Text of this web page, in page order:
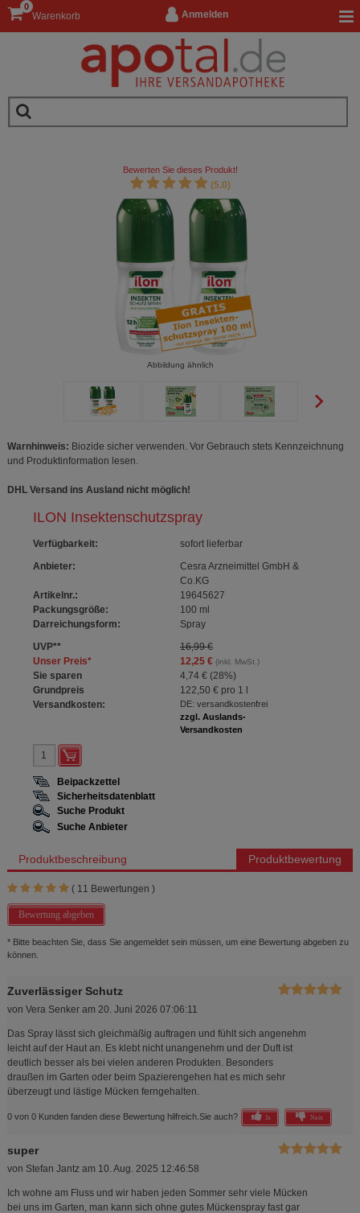
Anmelden
Warenkorb
0
ILON Insektenschutzspray
Verfügbarkeit:
sofort lieferbar
Anbieter:
Cesra Arzneimittel GmbH &
Co.KG
Artikelnr.:
19645627
Packungsgröße:
100 ml
Darreichungsform:
Spray
UVP**
16,99 €
Unser Preis* 12,25 €(inkl. MwSt.)
Sie sparen 4,74 € (28%)
Grundpreis
122,50 €pro 1 l
Versandkosten:
DE: versandkostenfrei
zzgl. Auslands-
Versandkosten
Bewerten Sie dieses Produkt!
(5.0)
Abbildung ähnlich
Beipackzettel
Sicherheitsdatenblatt
Suche Produkt
Suche Anbieter
Warnhinweis: Biozide sicher verwenden. Vor Gebrauch stets Kennzeichnung
und Produktinformation lesen.
DHL Versand ins Ausland nicht möglich!
Produktbeschreibung Produktbewertung
( 11 Bewertungen )
Bewertung abgeben
* Bitte beachten Sie, dass Sie angemeldet sein müssen, um eine Bewertung abgeben zu
können.
Zuverlässiger Schutz
von Vera Senkeram 20. Juni 2026 07:06:11
Das Spray lässt sich gleichmäßig auftragen und fühlt sich angenehm
leicht auf der Haut an. Es klebt nicht unangenehm und der Duft ist
deutlich besser als bei vielen anderen Produkten. Besonders
draußen im Garten oder beim Spazierengehen hat es mich sehr
überzeugt und lästige Mücken ferngehalten.
0 von 0 Kunden fanden diese Bewertung hilfreich. Sie auch? Ja Nein
super
von Stefan Jantzam 10. Aug. 2025 12:46:58
Ich wohne am Fluss und wir haben jeden Sommer sehr viele Mücken
bei uns im Garten, man kann sich ohne gutes Mückenspray fast gar